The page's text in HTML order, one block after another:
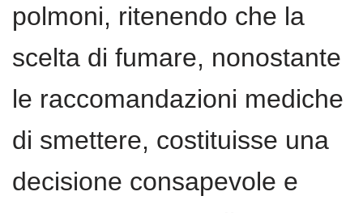
polmoni, ritenendo che la
scelta di fumare, nonostante
le raccomandazioni mediche
di smettere, costituisse una
decisione consapevole e